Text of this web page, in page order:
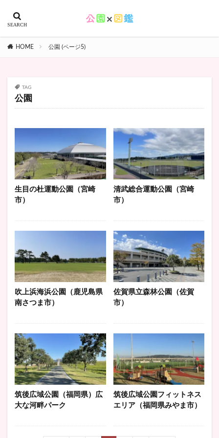
HOME 公園 (ページ5)
TAG
公園
生目の杜運動公園（宮崎
市）
清武総合運動公園（宮崎
市）
吹上浜海浜公園（鹿児島県
南さつま市）
佐賀県立森林公園（佐賀
市）
筑後広域公園（福岡県）広
大な河畔パーク
筑後広域公園フィットネス
エリア（福岡県みやま市）